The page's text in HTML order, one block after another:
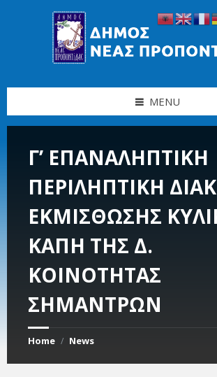
MENU
Γ’ ΕΠΑΝΑΛΗΠΤΙΚΗ
ΠΕΡΙΛΗΠΤΙΚΗ
ΕΚΜΙΣΘΩΣΗΣ
ΚΑΠΗ ΤΗΣ Δ.
ΚΟΙΝΟΤΗΤΑΣ
ΣΗΜΑΝΤΡΩΝ
Home / News